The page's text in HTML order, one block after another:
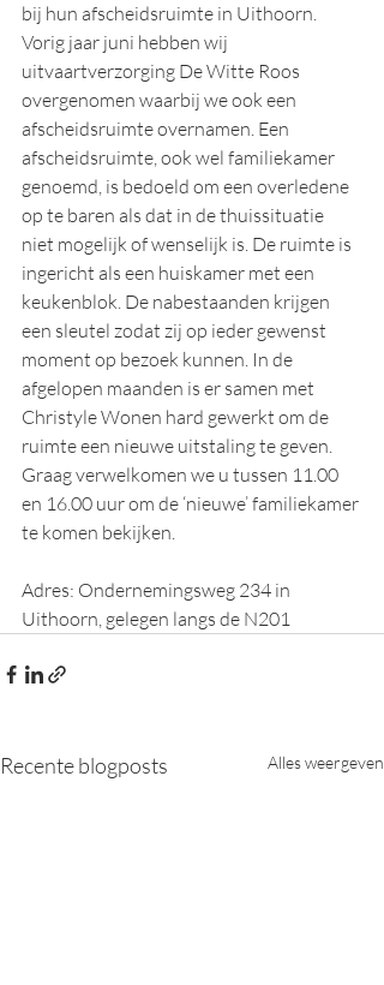
bij hun afscheidsruimte in Uithoorn.
Vorig jaar juni hebben wij
uitvaartverzorging De Witte Roos
overgenomen waarbij we ook een
afscheidsruimte overnamen. Een
afscheidsruimte, ook wel familiekamer
genoemd, is bedoeld om een overledene
op te baren als dat in de thuissituatie
niet mogelijk of wenselijk is. De ruimte is
ingericht als een huiskamer met een
keukenblok. De nabestaanden krijgen
een sleutel zodat zij op ieder gewenst
moment op bezoek kunnen. In de
afgelopen maanden is er samen met
Christyle Wonen hard gewerkt om de
ruimte een nieuwe uitstaling te geven.
Graag verwelkomen we u tussen 11.00
en 16.00 uur om de ‘nieuwe’ familiekamer
te komen bekijken.
Adres: Ondernemingsweg 234 in
Uithoorn, gelegen langs de N201
Recente blogposts Alles weergeven